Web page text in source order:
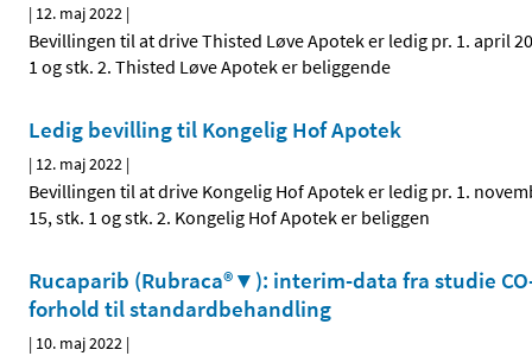
| 12. maj 2022 |
Bevillingen til at drive Thisted Løve Apotek er ledig pr. 1. april
1 og stk. 2. Thisted Løve Apotek er beliggende
Ledig bevilling til Kongelig Hof Apotek
| 12. maj 2022 |
Bevillingen til at drive Kongelig Hof Apotek er ledig pr. 1.
15, stk. 1 og stk. 2. Kongelig Hof Apotek er beliggen
Rucaparib (Rubraca®▼): interim-data fra studie
forhold til standardbehandling
| 10. maj 2022 |